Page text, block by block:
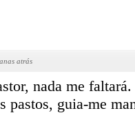
atrás
nada me faltará.
pastos, guia-me